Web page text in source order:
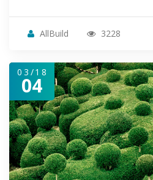
AllBuild 3228
03/18
04